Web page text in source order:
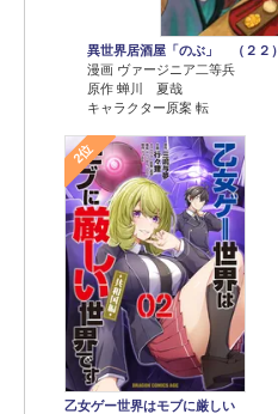
異世界居酒屋「のぶ」 （２２）
漫画 ヴァージニア二等兵
原作 蝉川 夏哉
キャラクター原案 転
2位
乙女ゲー世界はモブに厳しい